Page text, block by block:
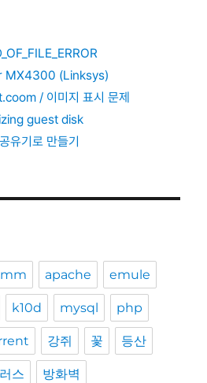
MX4300 (Linksys)
/ 이미지 표시 문제
guest disk
유기로 만들기
apache emule
k10d mysql php
강쥐 꽃 등산
스 방화벽